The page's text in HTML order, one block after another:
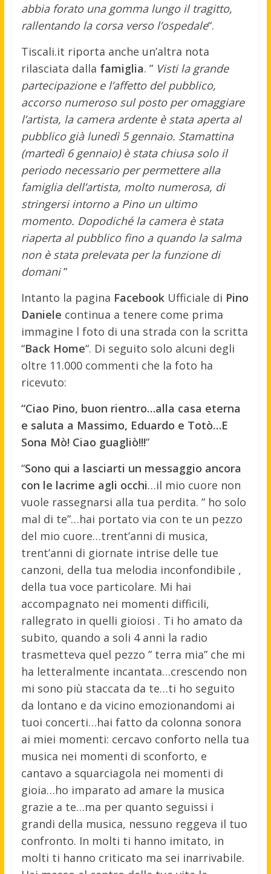
abbia forato una gomma lungo il tragitto,
rallentando la corsa verso l’ospedale“.
Tiscali.it riporta anche un’altra nota
rilasciata dalla famiglia. ” Visti la grande
partecipazione e l’affetto del pubblico,
accorso numeroso sul posto per omaggiare
l’artista, la camera ardente è stata aperta al
pubblico già lunedì 5 gennaio. Stamattina
(martedì 6 gennaio) è stata chiusa solo il
periodo necessario per permettere alla
famiglia dell’artista, molto numerosa, di
stringersi intorno a Pino un ultimo
momento. Dopodiché la camera è stata
riaperta al pubblico fino a quando la salma
non è stata prelevata per la funzione di
domani”
Intanto la pagina FacebookUfficiale di Pino
Daniele continua a tenere come prima
immagine l foto di una strada con la scritta
“Back Home“. Di seguito solo alcuni degli
oltre 11.000 commenti che la foto ha
ricevuto:
“Ciao Pino, buon rientro…alla casa eterna
e saluta a Massimo, Eduardo e Totò…E
Sona Mò! Ciao guagliò!!!”
“Sono qui a lasciarti un messaggio ancora
con le lacrime agli occhi…il mio cuore non
vuole rassegnarsi alla tua perdita. ” ho solo
mal di te”…hai portato via con te un pezzo
del mio cuore…trent’anni di musica,
trent’anni di giornate intrise delle tue
canzoni, della tua melodia inconfondibile ,
della tua voce particolare. Mi hai
accompagnato nei momenti difficili,
rallegrato in quelli gioiosi . Ti ho amato da
subito, quando a soli 4 anni la radio
trasmetteva quel pezzo ” terra mia” che mi
ha letteralmente incantata…crescendo non
mi sono più staccata da te…ti ho seguito
da lontano e da vicino emozionandomi ai
tuoi concerti…hai fatto da colonna sonora
ai miei momenti: cercavo conforto nella tua
musica nei momenti di sconforto, e
cantavo a squarciagola nei momenti di
gioia…ho imparato ad amare la musica
grazie a te…ma per quanto seguissi i
grandi della musica, nessuno reggeva il tuo
confronto. In molti ti hanno imitato, in
molti ti hanno criticato ma sei inarrivabile.